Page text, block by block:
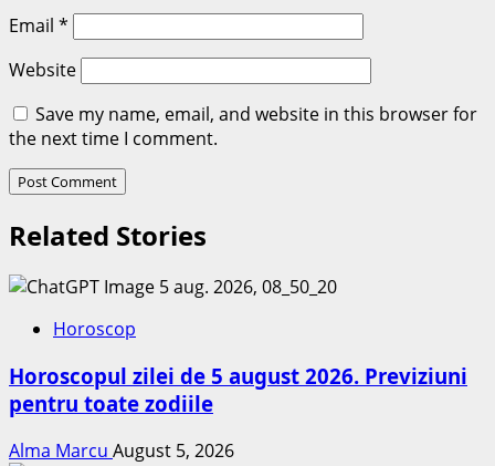
Email *
Website
Save my name, email, and website in this browser for
the next time I comment.
Related Stories
Horoscop
Horoscopul zilei de 5 august 2026. Previziuni
pentru toate zodiile
Alma Marcu August 5, 2026